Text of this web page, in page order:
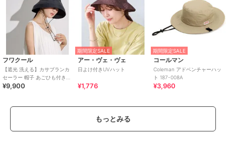
フワクール
【遮光 洗える】カサブランカ
セーラー 帽子 あごひも付き
UV サイズ調整
¥9,900
期間限定SALE
アー・ヴェ・ヴェ
日よけ付きUVハット
¥1,776
期間限定SALE
コールマン
Coleman アドベンチャーハッ
ト 187-008A
¥3,960
もっとみる